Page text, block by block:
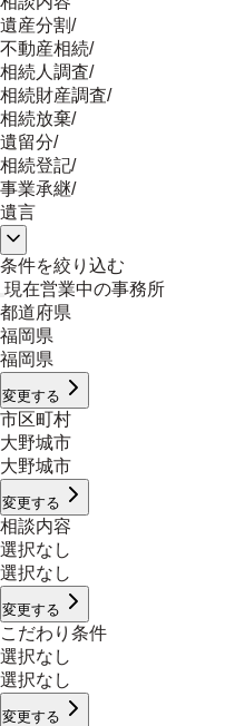
遺産分割/
不動産相続/
相続人調査/
相続財産調査/
相続放棄/
遺留分/
相続登記/
事業承継/
遺言
条件を絞り込む
現在営業中の事務所
都道府県
福岡県
福岡県
変更する
市区町村
大野城市
大野城市
変更する
相談内容
選択なし
選択なし
変更する
こだわり条件
選択なし
選択なし
変更する